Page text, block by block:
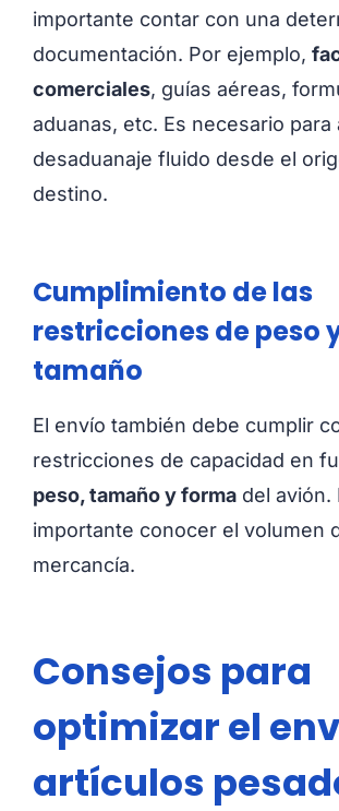
importante contar con una
documentación. Por ejemplo,
comerciales, guías aéreas,
aduanas, etc. Es necesario para
desaduanaje fluido desde el
destino.
Cumplimiento de las
restricciones de peso
tamaño
El envío también debe cumplir
restricciones de capacidad en
peso, tamaño y forma del avión.
importante conocer el volumen
mercancía.
Consejos para
optimizar el
artículos